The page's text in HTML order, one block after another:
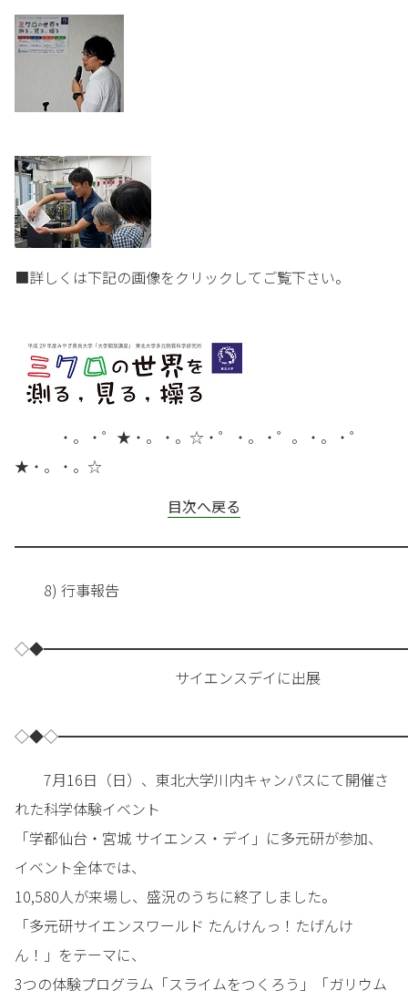
■詳しくは下記の画像をクリックしてご覧下さい。
・。・゜★・。・。☆・゜・。・゜。・。・゜
★・。・。☆
目次へ戻る
8) 行事報告
サイエンスデイに出展
7月16日（日）、東北大学川内キャンパスにて開催さ
れた科学体験イベント
「学都仙台・宮城 サイエンス・デイ」に多元研が参加、
イベント全体では、
10,580人が来場し、盛況のうちに終了しました。
「多元研サイエンスワールド たんけんっ！たげんけ
ん！」をテーマに、
3つの体験プログラム「スライムをつくろう」「ガリウム